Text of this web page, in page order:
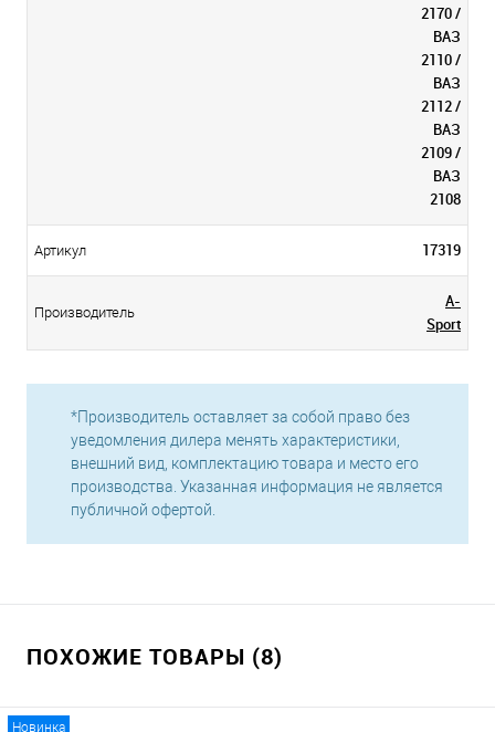
2170 /
ВАЗ
2110 /
ВАЗ
2112 /
ВАЗ
2109 /
ВАЗ
2108
Артикул 17319
Производитель
A-
Sport
*Производитель оставляет за собой право без
уведомления дилера менять характеристики,
внешний вид, комплектацию товара и место его
производства. Указанная информация не является
публичной офертой.
ПОХОЖИЕ ТОВАРЫ (8)
Новинка